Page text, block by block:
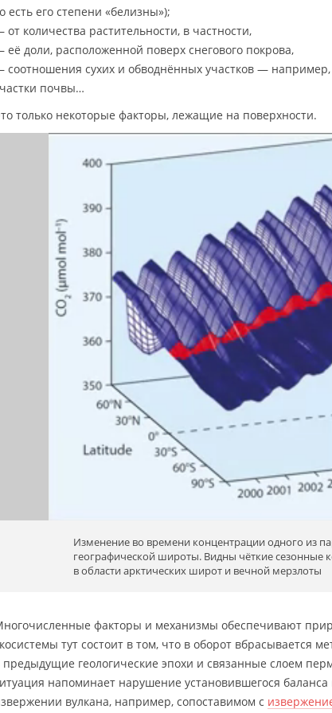
есть его степени «белизны»);
от количества растительности, в частности,
её доли, расположенной поверх снегового покрова,
соотношения сухих и обводнённых участков —
почвы…
только некоторые факторы, лежащие на поверхности.
Изменение во времени концентрации одного из
географической широты. Видны чёткие сезонные
в области арктических широт и вечной мерзлоты
факторы и механизмы обеспечивают
тут состоит в том, что в оборот вбрасывается
предыдущие геологические эпохи и связанные слоем
напоминает нарушение установившегося
вулкана, например, сопоставимом с